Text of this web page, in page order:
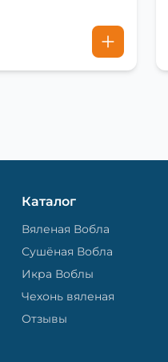
Каталог
Вяленая Вобла
Сушёная Вобла
Икра Воблы
Чехонь вяленая
Отзывы